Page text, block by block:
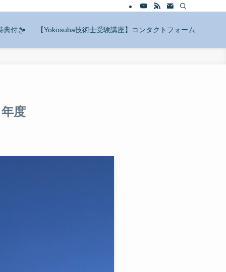
典付き 【Yokosuba技術士受験講座】コンタクトフォーム
度